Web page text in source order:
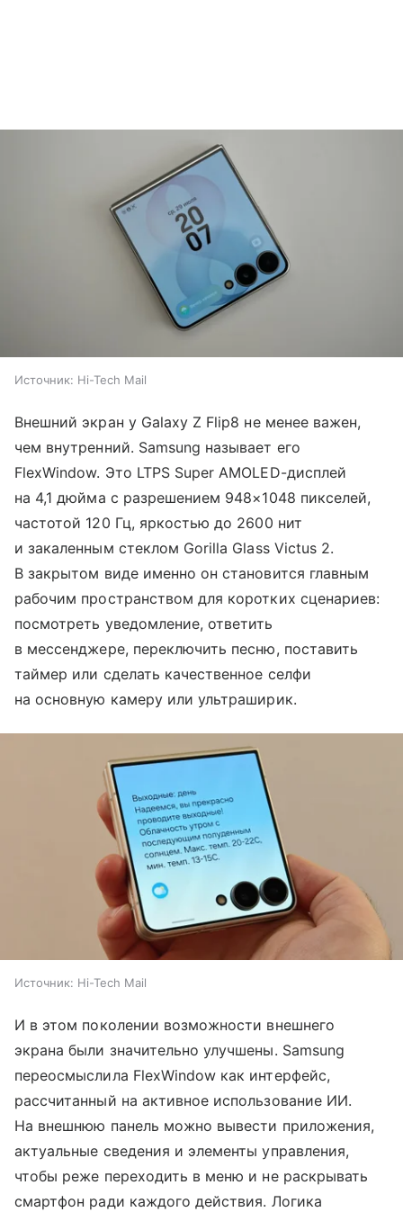
Источник: Hi-Tech Mail
Внешний экран у Galaxy Z Flip8 не менее важен,
чем внутренний. Samsung называет его
FlexWindow. Это LTPS Super AMOLED-дисплей
на 4,1 дюйма с разрешением 948×1048 пикселей,
частотой 120 Гц, яркостью до 2600 нит
и закаленным стеклом Gorilla Glass Victus 2.
В закрытом виде именно он становится главным
рабочим пространством для коротких сценариев:
посмотреть уведомление, ответить
в мессенджере, переключить песню, поставить
таймер или сделать качественное селфи
на основную камеру или ультраширик.
Источник: Hi-Tech Mail
И в этом поколении возможности внешнего
экрана были значительно улучшены. Samsung
переосмыслила FlexWindow как интерфейс,
рассчитанный на активное использование ИИ.
На внешнюю панель можно вывести приложения,
актуальные сведения и элементы управления,
чтобы реже переходить в меню и не раскрывать
смартфон ради каждого действия. Логика